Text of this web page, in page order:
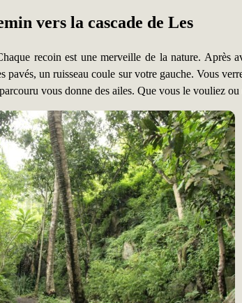
vers la cascade de Les
recoin est une merveille de la nature. Après
pavés, un ruisseau coule sur votre gauche. Vous
vous donne des ailes. Que vous le vouliez